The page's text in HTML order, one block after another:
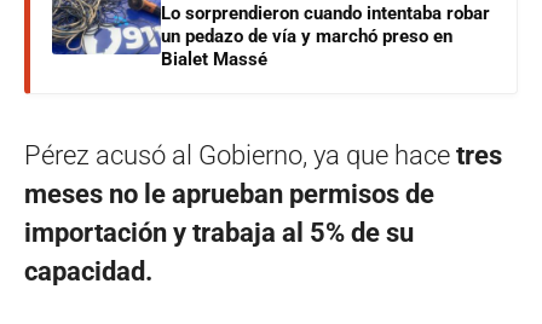
Lo sorprendieron cuando intentaba robar
un pedazo de vía y marchó preso en
Bialet Massé
Pérez acusó al Gobierno, ya que hace tres
meses no le aprueban permisos de
importación y trabaja al 5% de su
capacidad.